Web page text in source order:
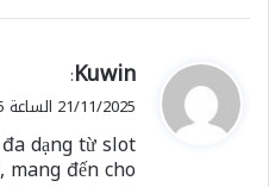
ي
ق
ل
Kuwin
:
21/11/2025 الساعة 08:55
dạng từ slot
đến cho